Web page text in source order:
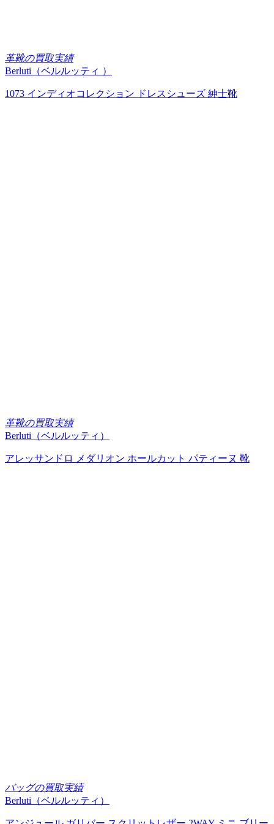
革靴の買取実績
Berluti（ベルルッティ ）
1073 インディオコレクション ドレスシューズ 紳士靴
革靴の買取実績
Berluti（ベルルッティ）
アレッサンドロ メダリオン ホールカット パティーヌ 靴
バッグの買取実績
Berluti（ベルルッティ）